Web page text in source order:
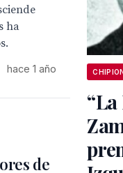
ha
hace 1 año
de